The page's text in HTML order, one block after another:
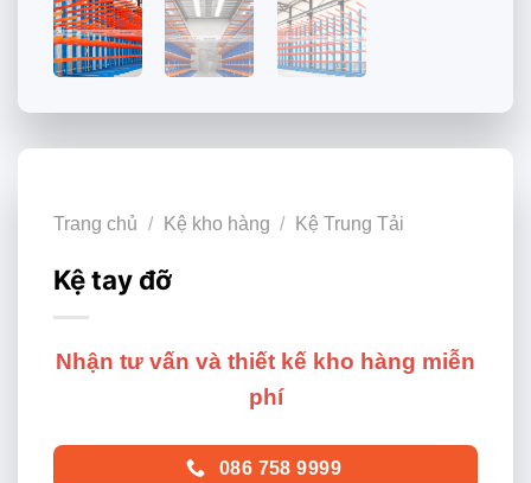
Trang chủ / Kệ kho hàng / Kệ Trung Tải
Kệ tay đỡ
Nhận tư vấn và thiết kế kho hàng miễn
phí
086 758 9999